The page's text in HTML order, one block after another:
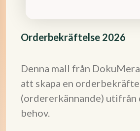
Orderbekräftelse 2026
Denna mall från
att skapa en
(ordererkännande)
behov.